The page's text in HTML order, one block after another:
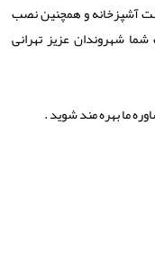
آشپزخانه و همچنین نصب
شهروندان عزیز تهرانی
ما بهره مند شوید .